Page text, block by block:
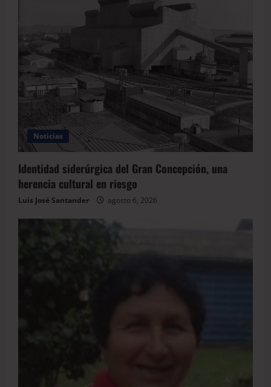
Noticias
Identidad siderúrgica del Gran Concepción, una
herencia cultural en riesgo
Luis José Santander agosto 6, 2026